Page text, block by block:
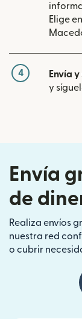
Elige
4 Envía
y
Envía
de
Realiza envíos
nuestra red
o cubrir